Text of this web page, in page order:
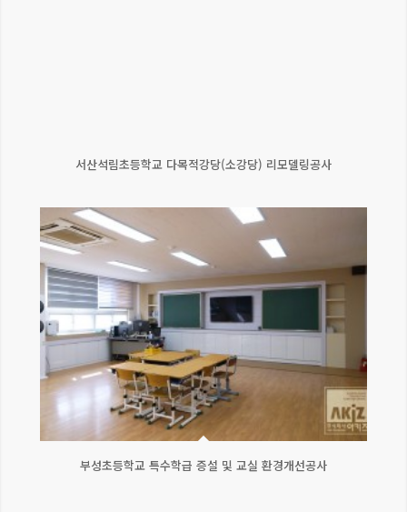
서산석림초등학교 다목적강당(소강당) 리모델링공사
부성초등학교 특수학급 증설 및 교실 환경개선공사